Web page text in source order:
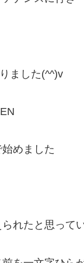
ました(^^)v
めました
れたと思って